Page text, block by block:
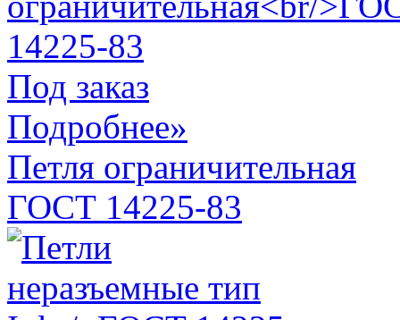
Под заказ
Подробнее»
Петля ограничительная
ГОСТ 14225-83